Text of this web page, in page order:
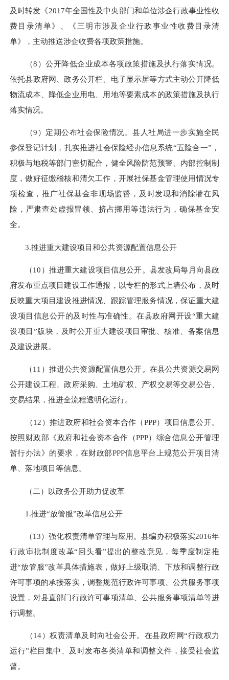
及时转发《2017年全国性及中央部门和单位涉企行政事业性收
费目录清单》、《三明市涉及企业行政事业性收费目录清
单》，主动推送涉企收费各项政策措施。
（8）公开降低企业成本各项政策措施及执行落实情况。
依托县政府网、政务公开栏、电子显示屏等方式主动公开降低
物流成本、降低企业用电、用地等要素成本的政策措施及执行
落实情况。
（9）定期公布社会保险情况。县人社局进一步实施全民
参保登记计划，扎实推进社会保险经办信息系统“五险合一”，
积极与地税等部门密切配合，健全风险防范预警、内部控制制
度，做好征缴稽核和清欠工作，开展社保基金管理使用情况专
项检查，推广社保基金非现场监督，及时发现和消除潜在风
险，严肃查处虚报冒领、挤占挪用等违法行为，确保基金安
全。
3.推进重大建设项目和公共资源配置信息公开
（10）推进重大建设项目信息公开。县发改局每月向县政
府发布重点项目建设工作通报，以专栏的形式上墙公布，及时
反映重大项目建设推进情况、跟踪管理服务情况，保证重大建
设项目信息公开的及时性与准确性。在县政府网开设“重大建
设项目”版块，及时公开重大建设项目审批、核准、备案信息
及建设进展。
（11）推进公共资源配置信息公开。在县公共资源交易网
公开建设工程、政府采购、土地矿权、产权交易等交易公告、
交易结果，推进全流程透明化运行。
（12）推进政府和社会资本合作（PPP）项目信息公开。
按照财政部《政府和社会资本合作（PPP）综合信息公开管理
暂行办法》的要求，在财政部PPP信息平台上规范公开项目清
单、落地项目等信息。
（二）以政务公开助力促改革
1.推进“放管服”改革信息公开
（13）强化权责清单管理与应用。县编办积极落实2016年
行政审批制度改革“回头看”提出的整改意见，每季度制定推
进“放管服”改革具体措施表，做好上级取消、下放和调整行政
许可事项的承接落实，调整规范行政许可事项、公共服务事项
设置，对县直部门行政许可事项清单、公共服务事项清单等进
行调整。
（14）权责清单及时向社会公开。在县政府网“行政权力
运行”栏目集中、及时发布各类清单和调整文件，接受社会监
督。